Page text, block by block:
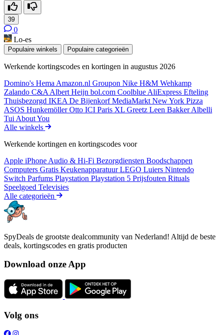
39
0
Lo-es
Populaire winkels Populaire categorieën
Werkende kortingscodes en kortingen in augustus 2026
Domino's Hema Amazon.nl Groupon Nike H&M Wehkamp
Zalando C&A Albert Heijn bol.com Coolblue AliExpress Efteling
Thuisbezorgd IKEA De BijenkorfMediaMarkt New York Pizza
ASOS HunkemöllerOtto ICI Paris XL Greetz Leen BakkerAlbelli
Tui About You
Alle winkels
Werkende kortingen en kortingscodes voor
Apple iPhone Audio & Hi-Fi Bezorgdiensten Boodschappen
Computers Gratis KeukenapparatuurLEGO Luiers Nintendo
Switch Parfums Playstation Playstation 5 Prijsfouten Rituals
Speelgoed Televisies
Alle categorieën
SpyDeals de grootste dealcommunity van Nederland! Altijd de beste
deals, kortingscodes en gratis producten
Download onze App
Volg ons